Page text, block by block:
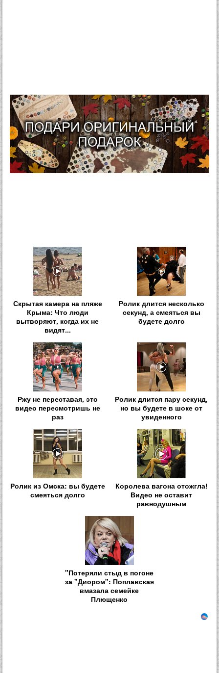
Скрытая камера на пляже
Крыма: Что люди
вытворяют, когда их не
видят...
Ролик длится несколько
секунд, а смеяться вы
будете долго
Ржу не переставая, это
видео пересмотришь не
раз
Ролик длится пару секунд,
но вы будете в шоке от
увиденного
Ролик из Омска: вы будете
смеяться долго
Королева вагона отожгла!
Видео не оставит
равнодушным
"Потеряли стыд в погоне
за "Диором": Поплавская
вмазала семейке
Плющенко